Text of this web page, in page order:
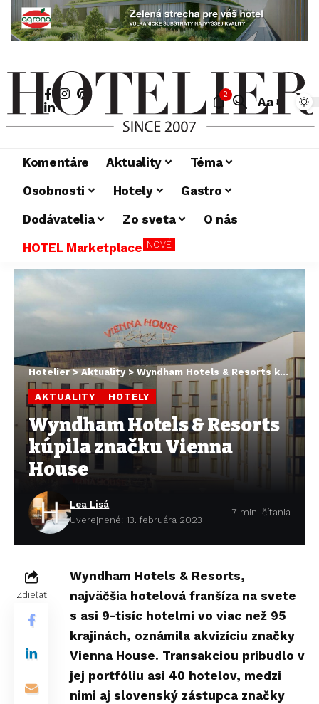
2
Aa
Komentáre Aktuality
Téma
Osobnosti
Hotely
Gastro
Dodávatelia
Zo sveta
O nás
HOTEL Marketplace NOVÉ
Hotelier>Aktuality> Wyndham Hotels & Resorts kúpila značku Vienna House
AKTUALITY HOTELY
Wyndham Hotels & Resorts
kúpila značku Vienna
House
Lea Lisá
Uverejnené: 13. februára 2023
7 min. čítania
Zdieľať
Wyndham Hotels & Resorts,
najväčšia hotelová franšíza na svete
s asi 9-tisíc hotelmi vo viac než 95
krajinách, oznámila akvizíciu značky
Vienna House. Transakciou pribudlo v
jej portfóliu asi 40 hotelov, medzi
nimi aj slovenský zástupca značky